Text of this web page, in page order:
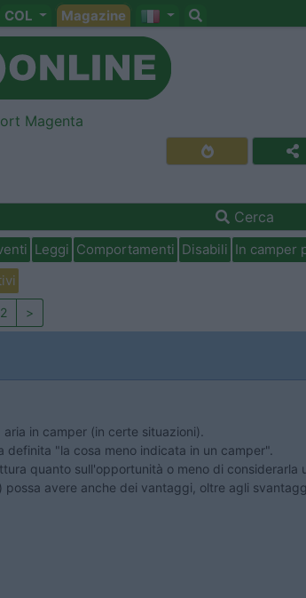
COL Magazine
Cerca
Leggi Comportamenti Disabili In camper
2 >
in camper (in certe situazioni).
"la cosa meno indicata in un camper".
quanto sull'opportunità o meno di considerarla
avere anche dei vantaggi, oltre agli